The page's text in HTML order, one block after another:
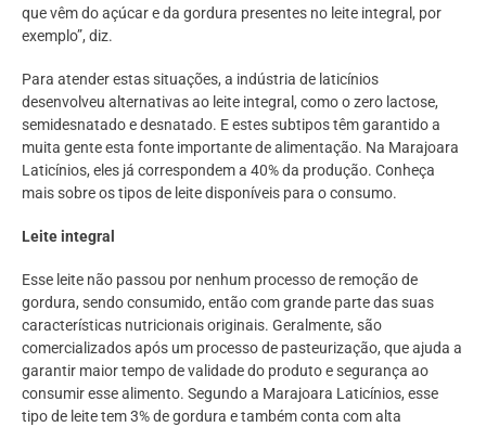
que vêm do açúcar e da gordura presentes no leite integral, por
exemplo”, diz.
Para atender estas situações, a indústria de laticínios
desenvolveu alternativas ao leite integral, como o zero lactose,
semidesnatado e desnatado. E estes subtipos têm garantido a
muita gente esta fonte importante de alimentação. Na Marajoara
Laticínios, eles já correspondem a 40% da produção. Conheça
mais sobre os tipos de leite disponíveis para o consumo.
Leite integral
Esse leite não passou por nenhum processo de remoção de
gordura, sendo consumido, então com grande parte das suas
características nutricionais originais. Geralmente, são
comercializados após um processo de pasteurização, que ajuda a
garantir maior tempo de validade do produto e segurança ao
consumir esse alimento. Segundo a Marajoara Laticínios, esse
tipo de leite tem 3% de gordura e também conta com alta